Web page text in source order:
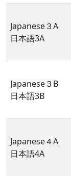
Japanese３A
日本語3A
Japanese３B
日本語3B
Japanese４A
日本語4A